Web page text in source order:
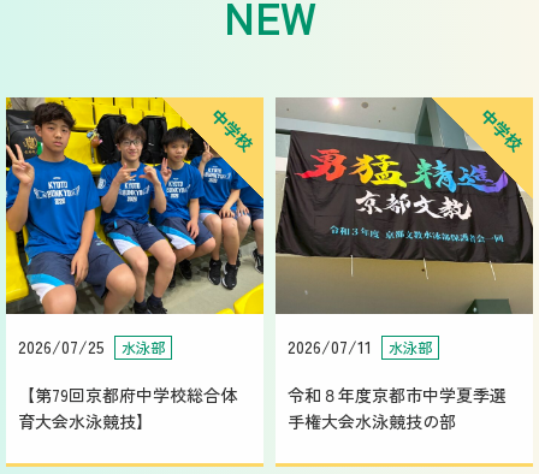
中学校
2026/07/25 水泳部
【第79回京都府中学校総合体
育大会水泳競技】
中学校
2026/07/11 水泳部
令和８年度京都市中学夏季選
手権大会水泳競技の部